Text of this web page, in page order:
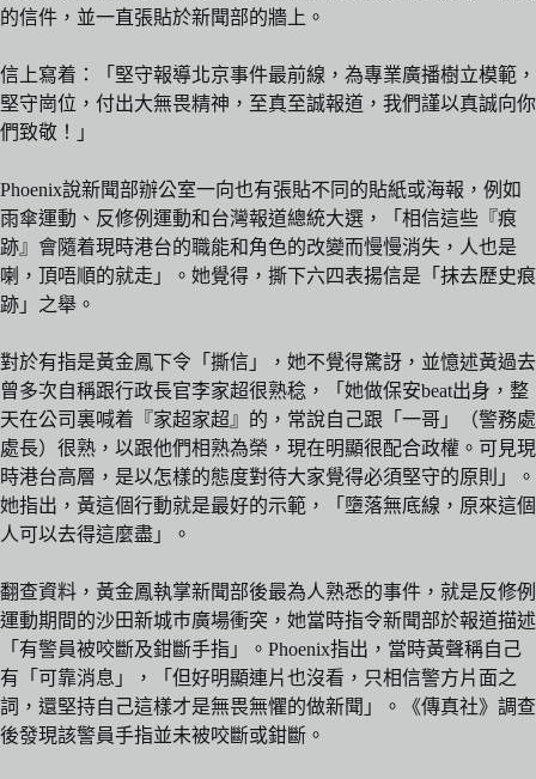
的信件，並一直張貼於新聞部的牆上。
信上寫着：「堅守報導北京事件最前線，為專業廣播樹立模範，
堅守崗位，付出大無畏精神，至真至誠報道，我們謹以真誠向你
們致敬！」
Phoenix說新聞部辦公室一向也有張貼不同的貼紙或海報，例如
雨傘運動、反修例運動和台灣報道總統大選，「相信這些『痕
跡』會隨着現時港台的職能和角色的改變而慢慢消失，人也是
喇，頂唔順的就走」。她覺得，撕下六四表揚信是「抹去歷史痕
跡」之舉。
對於有指是黃金鳳下令「撕信」，她不覺得驚訝，並憶述黃過去
曾多次自稱跟行政長官李家超很熟稔，「她做保安beat出身，整
天在公司裏喊着『家超家超』的，常說自己跟「一哥」（警務處
處長）很熟，以跟他們相熟為榮，現在明顯很配合政權。可見現
時港台高層，是以怎樣的態度對待大家覺得必須堅守的原則」。
她指出，黃這個行動就是最好的示範，「墮落無底線，原來這個
人可以去得這麼盡」。
翻查資料，黃金鳳執掌新聞部後最為人熟悉的事件，就是反修例
運動期間的沙田新城巿廣場衝突，她當時指令新聞部於報道描述
「有警員被咬斷及鉗斷手指」。Phoenix指出，當時黃聲稱自己
有「可靠消息」，「但好明顯連片也沒看，只相信警方片面之
詞，還堅持自己這樣才是無畏無懼的做新聞」。《傳真社》調查
後發現該警員手指並未被咬斷或鉗斷。